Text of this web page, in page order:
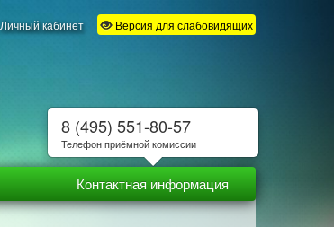
Личный кабинет Версия для слабовидящих
Контактная информация
8 (495) 551-80-57
Телефон приёмной комиссии